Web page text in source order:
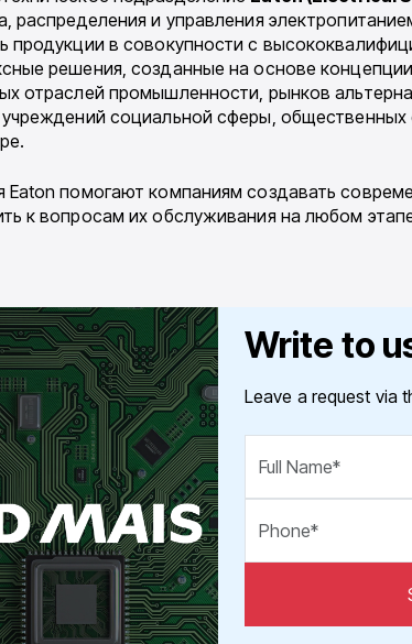
распределения и управления
продукции в совокупности с
решения, созданные на основе
отраслей промышленности, рынков
социальной сферы, общественных
Eaton помогают компаниям создавать
к вопросам их обслуживания на любом
Write to
Leave a request via